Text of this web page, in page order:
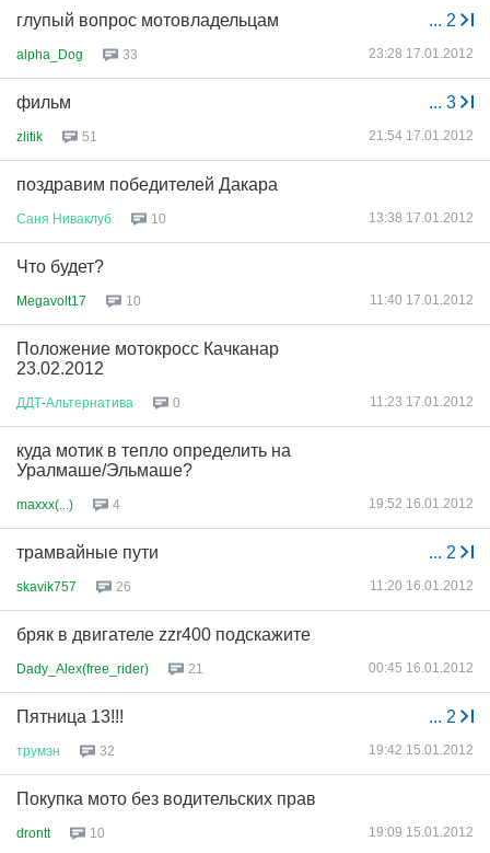
... 2
глупый вопрос мотовладельцам
alpha_Dog 33 23:28 17.01.2012
... 3
фильм
zlitik 51 21:54 17.01.2012
поздравим победителей Дакара
Саня Ниваклуб 10 13:38 17.01.2012
Что будет?
Megavolt17 10 11:40 17.01.2012
Положение мотокросс Качканар
23.02.2012
ДДТ-Альтернатива 0 11:23 17.01.2012
куда мотик в тепло определить на
Уралмаше/Эльмаше?
maxxx(...) 4 19:52 16.01.2012
... 2
трамвайные пути
skavik757 26 11:20 16.01.2012
бряк в двигателе zzr400 подскажите
Dady_Alex(free_rider) 21 00:45 16.01.2012
... 2
Пятница 13!!!
трумэн 32 19:42 15.01.2012
Покупка мото без водительских прав
drontt 10 19:09 15.01.2012